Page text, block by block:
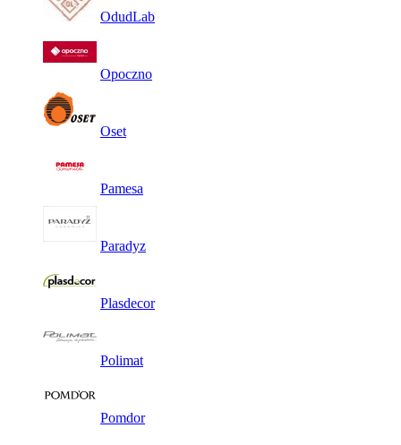
OdudLab
Opoczno
Oset
Pamesa
Paradyz
Plasdecor
Polimat
Pomdor